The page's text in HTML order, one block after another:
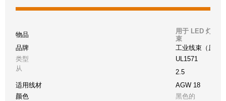
物品
用于 LED 灯到
束
品牌
工业线束（原件
类型
UL1571
从
2.5
适用线材
AGW 18
颜色
黑色的